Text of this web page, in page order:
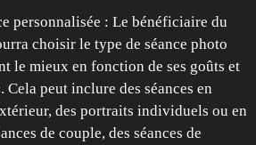
personnalisée : Le bénéficiaire du
choisir le type de séance photo
le mieux en fonction de ses goûts et
Cela peut inclure des séances en
des portraits individuels ou en
de couple, des séances de